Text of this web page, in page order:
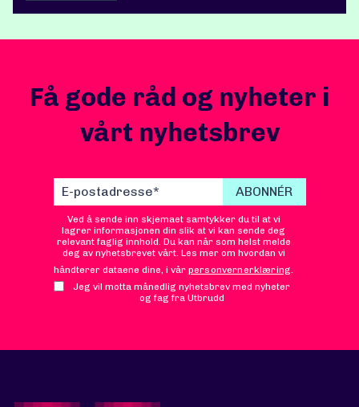
Få gode råd og nyheter i
vårt nyhetsbrev
Ved å sende inn skjemaet samtykker du til at vi
lagrer informasjonen din slik at vi kan sende deg
relevant faglig innhold. Du kan når som helst melde
deg av nyhetsbrevet vårt. Les mer om hvordan vi
håndterer dataene dine, i vår personvernerklæring.
Jeg vil motta månedlig nyhetsbrev med nyheter
og fag fra Utbrudd